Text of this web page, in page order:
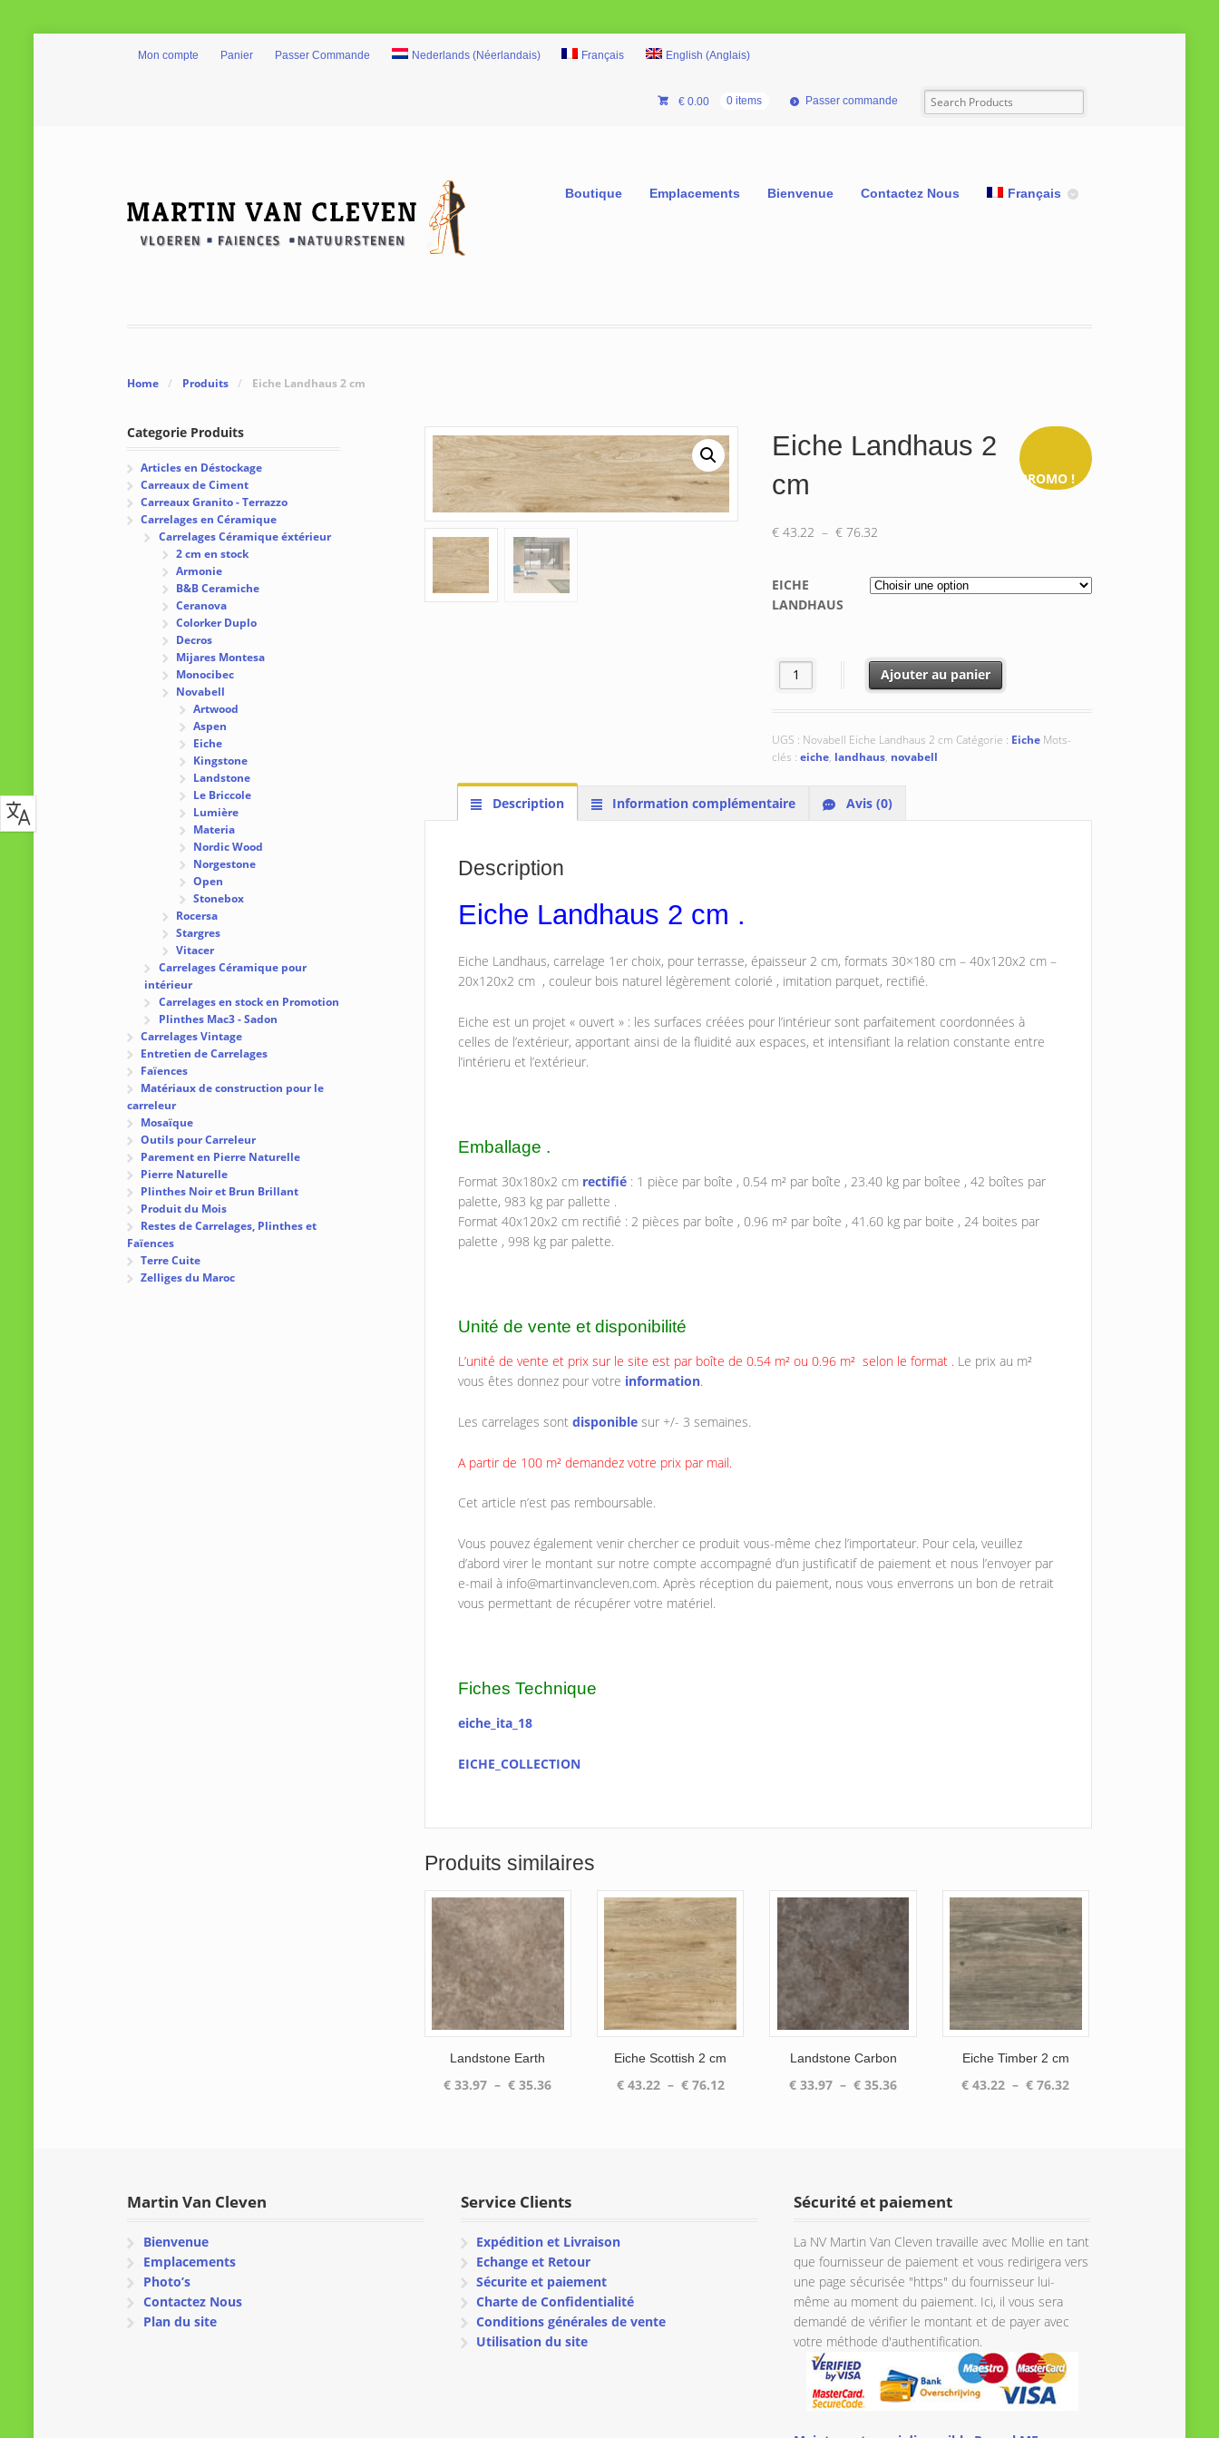
Mon compte Panier Passer Commande Nederlands(Néerlandais) Français English (Anglais)
€0.00 0 items Passer commande
Boutique Emplacements Bienvenue Contactez Nous Français
Home / Produits / Eiche Landhaus 2 cm
PROMO !
Eiche Landhaus 2
cm
€43.22 – €76.32Plage
€ 43.22
EICHE
LANDHAUS
quantité de Eiche Landhaus 2 cm
Ajouter au panier
UGS : Novabell Eiche Landhaus 2 cm Catégorie : Eiche Mots-
clés : eiche, landhaus, novabell
Description Information complémentaire Avis (0)
Description
Eiche Landhaus 2 cm .
Eiche Landhaus, carrelage 1er choix, pour terrasse, épaisseur 2 cm, formats 30×180 cm – 40x120x2 cm –
20x120x2 cm , couleur bois naturel légèrement colorié , imitation parquet, rectifié.
Eiche est un projet « ouvert » : les surfaces créées pour l’intérieur sont parfaitement coordonnées à
celles de l’extérieur, apportant ainsi de la fluidité aux espaces, et intensifiant la relation constante entre
l’intérieru et l’extérieur.
Emballage .
Format 30x180x2 cm rectifié : 1 pièce par boîte , 0.54 m² par boîte , 23.40 kg par boîtee , 42 boîtes par
palette, 983 kg par pallette .
Format 40x120x2 cm rectifié : 2 pièces par boîte , 0.96 m² par boîte , 41.60 kg par boite , 24 boites par
palette , 998 kg par palette.
Unité de vente et disponibilité
L’unité de vente et prix sur le site est par boîte de 0.54 m² ou 0.96 m² selon le format . Le prix au m²
vous êtes donnez pour votre information.
Les carrelages sontdisponible sur +/- 3 semaines.
A partir de 100 m² demandez votre prix par mail.
Cet article n’est pas remboursable.
Vous pouvez également venir chercher ce produit vous-même chez l’importateur. Pour cela, veuillez
d’abord virer le montant sur notre compte accompagné d’un justificatif de paiement et nous l’envoyer par
e-mail à info@martinvancleven.com. Après réception du paiement, nous vous enverrons un bon de retrait
vous permettant de récupérer votre matériel.
Fiches Technique
eiche_ita_18
EICHE_COLLECTION
Produits similaires
Landstone Earth
€ 33.97 – € 35.36Plage
Eiche Scottish 2 cm
€43.22 – €76.12Plage
Landstone Carbon
€ 33.97 – € 35.36Plage
Eiche Timber 2 cm
€ 43.22 – € 76.32
Categorie Produits
Articles en Déstockage
Carreaux de Ciment
Carreaux Granito - Terrazzo
Carrelages en Céramique
Carrelages Céramique éxtérieur
2 cm en stock
Armonie
B&B Ceramiche
Ceranova
Colorker Duplo
Decros
Mijares Montesa
Monocibec
Novabell
Artwood
Aspen
Eiche
Kingstone
Landstone
Le Briccole
Lumière
Materia
Nordic Wood
Norgestone
Open
Stonebox
Rocersa
Stargres
Vitacer
Carrelages Céramique pour
intérieur
Carrelages en stock en Promotion
Plinthes Mac3 - Sadon
Carrelages Vintage
Entretien de Carrelages
Faïences
Matériaux de construction pour le
carreleur
Mosaïque
Outils pour Carreleur
Parement en Pierre Naturelle
Pierre Naturelle
Plinthes Noir et Brun Brillant
Produit du Mois
Restes de Carrelages, Plinthes et
Faïences
Terre Cuite
Zelliges du Maroc
Martin Van Cleven
Bienvenue
Emplacements
Photo’s
Contactez Nous
Plan du site
Service Clients
Expédition et Livraison
Echange et Retour
Sécurite et paiement
Charte de Confidentialité
Conditions générales de vente
Utilisation du site
Sécurité et paiement
La NV Martin Van Cleven travaille avec Mollie en tant
que fournisseur de paiement et vous redirigera vers
une page sécurisée "https" du fournisseur lui-
même au moment du paiement. Ici, il vous sera
demandé de vérifier le montant et de payer avec
votre méthode d'authentification.